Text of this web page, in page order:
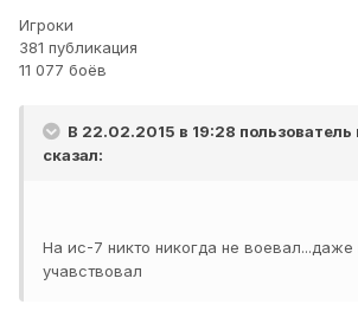
Игроки
381 публикация
11 077 боёв
В 22.02.2015 в 19:28 пользователь
сказал:
На ис-7 никто никогда не
учавствовал